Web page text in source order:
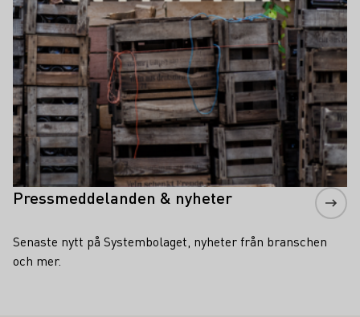
Pressmeddelanden & nyheter
Senaste nytt på Systembolaget, nyheter från branschen
och mer.